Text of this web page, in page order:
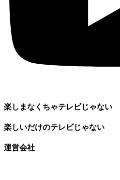
楽しまなくちゃテレビじゃない
楽しいだけのテレビじゃない
運営会社